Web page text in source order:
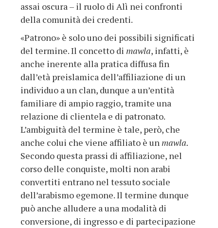
assai oscura – il ruolo di Alì nei confronti
della comunità dei credenti.
«Patrono» è solo uno dei possibili significati
del termine. Il concetto di mawla, infatti, è
anche inerente alla pratica diffusa fin
dall’età preislamica dell’affiliazione di un
individuo a un clan, dunque a un’entità
familiare di ampio raggio, tramite una
relazione di clientela e di patronato.
L’ambiguità del termine è tale, però, che
anche colui che viene affiliato è unmawla.
Secondo questa prassi di affiliazione, nel
corso delle conquiste, molti non arabi
convertiti entrano nel tessuto sociale
dell’arabismo egemone. Il termine dunque
può anche alludere a una modalità di
conversione, di ingresso e di partecipazione